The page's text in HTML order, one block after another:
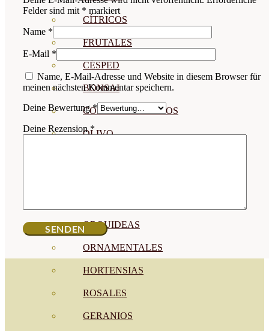
CÍTRICOS
FRUTALES
CÉSPED
BONSAI
CONÍFERAS Y SETOS
OLIVO
ORQUIDEAS
ORNAMENTALES
HORTENSIAS
ROSALES
GERANIOS
Felder sind mit * markiert
Name *
E-Mail *
Name, E-Mail-Adresse und Website in diesem Browser für
meinen nächsten Kommentar speichern.
Deine Bewertung*
Deine Rezension*